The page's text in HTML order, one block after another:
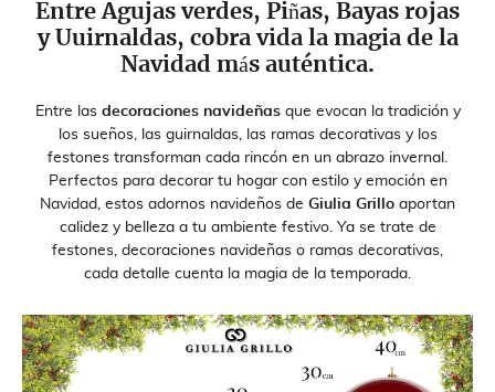
Entre Agujas verdes, Piñas, Bayas rojas
y Uuirnaldas, cobra vida la magia de la
Navidad más auténtica.
Entre las decoraciones navideñasque evocan la tradición y
los sueños, las guirnaldas, las ramas decorativas y los
festones transforman cada rincón en un abrazo invernal.
Perfectos para decorar tu hogar con estilo y emoción en
Navidad, estos adornos navideños de Giulia Grillo aportan
calidez y belleza a tu ambiente festivo. Ya se trate de
festones, decoraciones navideñas o ramas decorativas,
cada detalle cuenta la magia de la temporada.